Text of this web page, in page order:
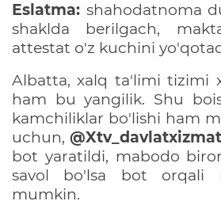
Eslatma: shahodatnoma
shaklda berilgach,
attestat o'z kuchini
Albatta, xalq ta'limi tizimi
ham bu yangilik. Shu
kamchiliklar bo'lishi ham
uchun,
bot yaratildi, mabodo
savol bo'lsa bot orqali
mumkin.